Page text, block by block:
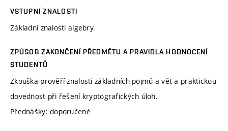
VSTUPNÍ ZNALOSTI
Základní znalosti algebry.
ZPŮSOB ZAKONČENÍ PŘEDMĚTU A PRAVIDLA HODNOCENÍ
STUDENTŮ
Zkouška prověří znalosti základních pojmů a vět a praktickou
dovednost při řešení kryptografických úloh.
Přednášky: doporučené